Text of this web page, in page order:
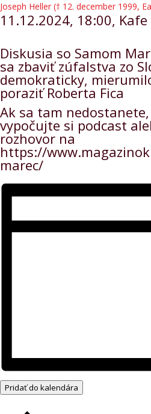
Joseph Heller († 12. december 1999,
11.12.2024, 18:00,
Diskusia so Samom
sa zbaviť zúfalstva zo
demokraticky,
poraziť Roberta Fica
Ak sa tam
vypočujte si podcast
rozhovor na
https://
marec/
Pridať do kalendára